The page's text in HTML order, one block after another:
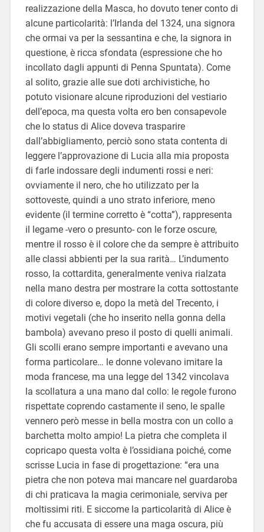
realizzazione della Masca, ho dovuto tener conto di
alcune particolarità: l’Irlanda del 1324, una signora
che ormai va per la sessantina e che, la signora in
questione, è ricca sfondata (espressione che ho
incollato dagli appunti di Penna Spuntata). Come
al solito, grazie alle sue doti archivistiche, ho
potuto visionare alcune riproduzioni del vestiario
dell’epoca, ma questa volta ero ben consapevole
che lo status di Alice doveva trasparire
dall’abbigliamento, perciò sono stata contenta di
leggere l’approvazione di Lucia alla mia proposta
di farle indossare degli indumenti rossi e neri:
ovviamente il nero, che ho utilizzato per la
sottoveste, quindi a uno strato inferiore, meno
evidente (il termine corretto è “cotta”), rappresenta
il legame -vero o presunto- con le forze oscure,
mentre il rosso è il colore che da sempre è attribuito
alle classi abbienti per la sua rarità… L’indumento
rosso, la cottardita, generalmente veniva rialzata
nella mano destra per mostrare la cotta sottostante
di colore diverso e, dopo la metà del Trecento, i
motivi vegetali (che ho inserito nella gonna della
bambola) avevano preso il posto di quelli animali.
Gli scolli erano sempre importanti e avevano una
forma particolare… le donne volevano imitare la
moda francese, ma una legge del 1342 vincolava
la scollatura a una mano dal collo: le regole furono
rispettate coprendo castamente il seno, le spalle
vennero però messe in bella mostra con un collo a
barchetta molto ampio! La pietra che completa il
copricapo questa volta è l’ossidiana poiché, come
scrisse Lucia in fase di progettazione: “era una
pietra che non poteva mai mancare nel guardaroba
di chi praticava la magia cerimoniale, serviva per
moltissimi riti. E siccome la particolarità di Alice è
che fu accusata di essere una maga oscura, più